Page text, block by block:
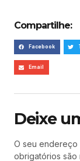
Compartilhe:
Facebook
Email
Deixe
O seu endereço
obrigatórios são